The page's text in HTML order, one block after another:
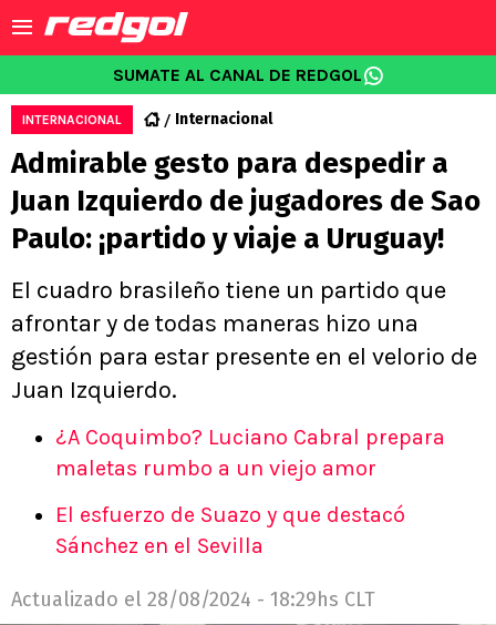
SUMATE AL CANAL DE REDGOL
INTERNACIONAL Internacional
Admirable gesto para despedir a
Juan Izquierdo de jugadores de Sao
Paulo: ¡partido y viaje a Uruguay!
El cuadro brasileño tiene un partido que
afrontar y de todas maneras hizo una
gestión para estar presente en el velorio de
Juan Izquierdo.
¿A Coquimbo? Luciano Cabral prepara
maletas rumbo a un viejo amor
El esfuerzo de Suazo y que destacó
Sánchez en el Sevilla
Actualizado el 28/08/2024 - 18:29hs CLT